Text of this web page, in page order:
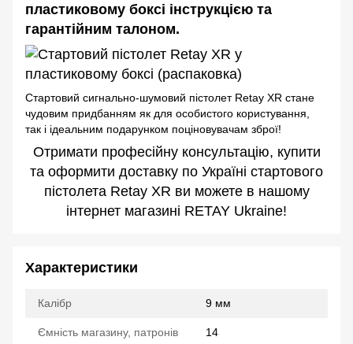
пластиковому боксі інструкцією та
гарантійним талоном.
Стартовий сигнально-шумовий пістолет Retay XR стане
чудовим придбанням як для особистого користування,
так і ідеальним подарунком поціновувачам зброї!
Отримати професійну консультацію, купити
та оформити доставку по Україні стартового
пістолета Retay XR ви можете в нашому
інтернет магазині RETAY Ukraine!
Характеристики
Калібр 9 мм
Ємність магазину, патронів 14